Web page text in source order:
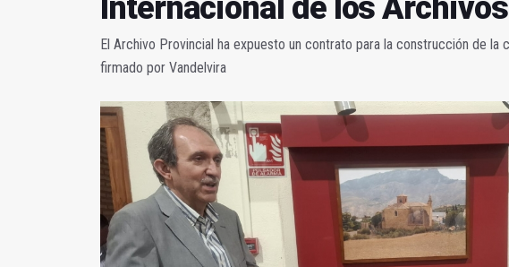
Internacional de los Archivos
El Archivo Provincial ha expuesto un contrato para la construcción de la
firmado por Vandelvira